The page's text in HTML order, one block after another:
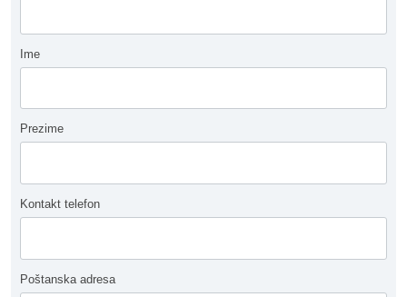
Ime
Prezime
Kontakt telefon
Poštanska adresa